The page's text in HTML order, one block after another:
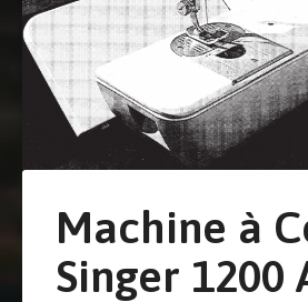
Machine à
Singer 1200